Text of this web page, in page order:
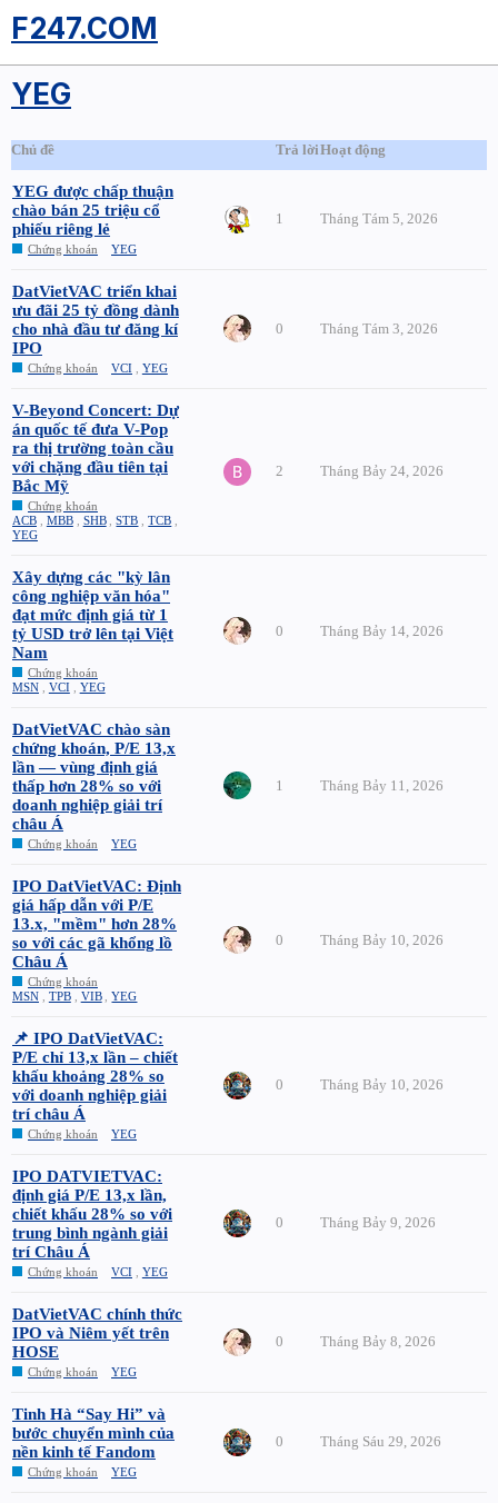
F247.COM
YEG
Chủ đề Trả lờiHoạt động
YEG được chấp thuận
chào bán 25 triệu cổ
phiếu riêng lẻ
Chứng khoán YEG
1 Tháng Tám 5, 2026
DatVietVAC triển khai
ưu đãi 25 tỷ đồng dành
cho nhà đầu tư đăng kí
IPO
Chứng khoán VCI YEG
0 Tháng Tám 3, 2026
V-Beyond Concert: Dự
án quốc tế đưa V-Pop
ra thị trường toàn cầu
với chặng đầu tiên tại
Bắc Mỹ
Chứng khoán
ACB
MBB SHB ,STB ,TCB
YEG
2 Tháng Bảy 24, 2026
Xây dựng các "kỳ lân
công nghiệp văn hóa"
đạt mức định giá từ 1
tỷ USD trở lên tại Việt
Nam
Chứng khoán
MSN
VCI YEG
0 Tháng Bảy 14, 2026
DatVietVAC chào sàn
chứng khoán, P/E 13,x
lần — vùng định giá
thấp hơn 28% so với
doanh nghiệp giải trí
châu Á
Chứng khoán YEG
1 Tháng Bảy 11, 2026
IPO DatVietVAC: Định
giá hấp dẫn với P/E
13.x, "mềm" hơn 28%
so với các gã khổng lồ
Châu Á
Chứng khoán
MSN
TPB VIB ,YEG
0 Tháng Bảy 10, 2026
📌 IPO DatVietVAC:
P/E chỉ 13,x lần – chiết
khấu khoảng 28% so
với doanh nghiệp giải
trí châu Á
Chứng khoán YEG
0 Tháng Bảy 10, 2026
IPO DATVIETVAC:
định giá P/E 13,x lần,
chiết khấu 28% so với
trung bình ngành giải
trí Châu Á
Chứng khoán VCI YEG
0 Tháng Bảy 9, 2026
DatVietVAC chính thức
IPO và Niêm yết trên
HOSE
Chứng khoán YEG
0 Tháng Bảy 8, 2026
Tinh Hà “Say Hi” và
bước chuyển mình của
nền kinh tế Fandom
Chứng khoán YEG
0 Tháng Sáu 29, 2026